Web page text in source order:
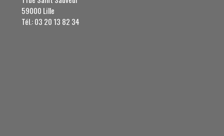
59000 Lille
Tél.: 03 20 13 82 34